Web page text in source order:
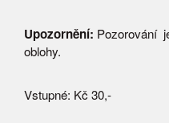
Upozornění: Pozorování
oblohy.
Vstupné: Kč 30,-